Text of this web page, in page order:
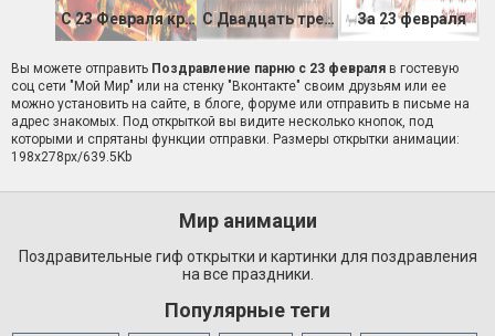
С 23 Февраля красивая открытка для поздравления С Двадцать третьим февраля За 23 февраля
Вы можете отправить Поздравление парню с 23 февраля в гостевую
соц сети "Мой Мир" или на стенку "Вконтакте" своим друзьям или ее
можно установить на сайте, в блоге, форуме или отправить в письме на
адрес знакомых. Под открыткой вы видите несколько кнопок, под
которыми и спрятаны функции отправки. Размеры открытки анимации:
198x278px/639.5Kb
Мир анимации
Поздравительные гиф открытки и картинки для поздравления
на все праздники.
Популярные теги